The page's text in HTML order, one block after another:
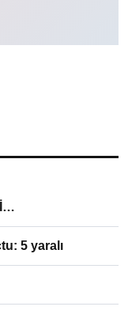
5 yaralı